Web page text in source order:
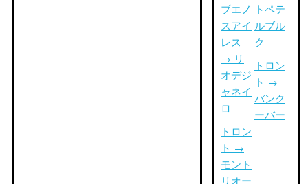
ブエノ
スアイ
レス
→ リ
オデジ
ャネイ
ロ
トロン
ト →
モント
リオー
トペテ
ルブル
ク
トロン
ト →
バンク
ーバー